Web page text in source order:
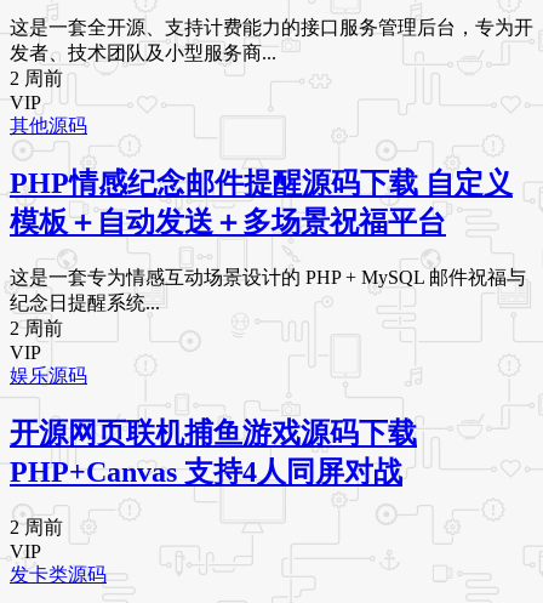
这是一套全开源、支持计费能力的接口服务管理后台，专为开
发者、技术团队及小型服务商...
2 周前
VIP
其他源码
PHP情感纪念邮件提醒源码下载 自定义
模板＋自动发送＋多场景祝福平台
这是一套专为情感互动场景设计的 PHP + MySQL 邮件祝福与
纪念日提醒系统...
2 周前
VIP
娱乐源码
开源网页联机捕鱼游戏源码下载
PHP+Canvas 支持4人同屏对战
2 周前
VIP
发卡类源码